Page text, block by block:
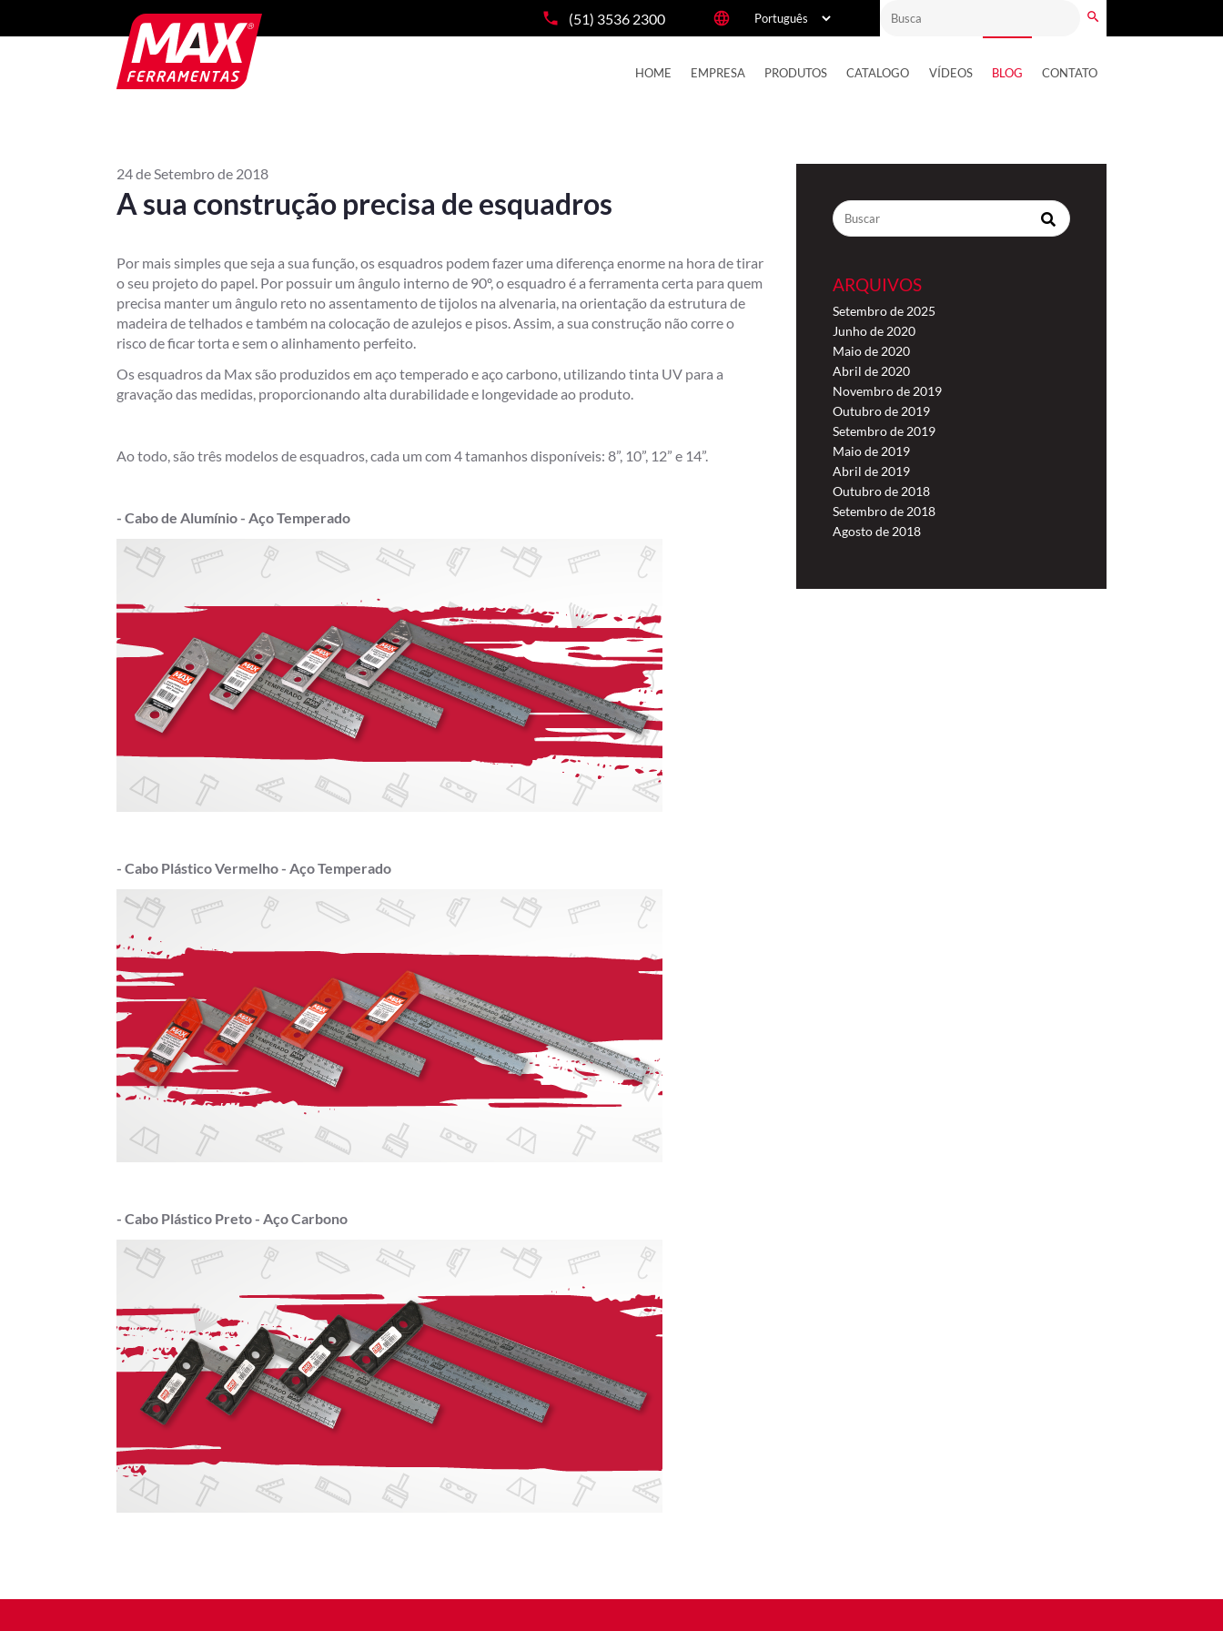
(51) 3536 2300
HOME EMPRESA PRODUTOS CATALOGO VÍDEOS BLOG CONTATO
24 de Setembro de 2018
A sua construção precisa de esquadros
Por mais simples que seja a sua função, os esquadros podem fazer uma diferença enorme na hora de tirar
o seu projeto do papel. Por possuir um ângulo interno de 90º, o esquadro é a ferramenta certa para quem
precisa manter um ângulo reto no assentamento de tijolos na alvenaria, na orientação da estrutura de
madeira de telhados e também na colocação de azulejos e pisos. Assim, a sua construção não corre o
risco de ficar torta e sem o alinhamento perfeito.
Os esquadros da Max são produzidos em aço temperado e aço carbono, utilizando tinta UV para a
gravação das medidas, proporcionando alta durabilidade e longevidade ao produto.
Ao todo, são três modelos de esquadros, cada um com 4 tamanhos disponíveis: 8”, 10”, 12” e 14”.
- Cabo de Alumínio - Aço Temperado
- Cabo Plástico Vermelho - Aço Temperado
- Cabo Plástico Preto - Aço Carbono
ARQUIVOS
Setembro de 2025
Junho de 2020
Maio de 2020
Abril de 2020
Novembro de 2019
Outubro de 2019
Setembro de 2019
Maio de 2019
Abril de 2019
Outubro de 2018
Setembro de 2018
Agosto de 2018